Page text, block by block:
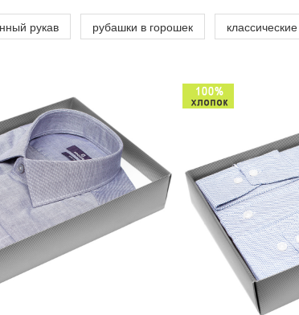
рукав рубашки в горошек классические